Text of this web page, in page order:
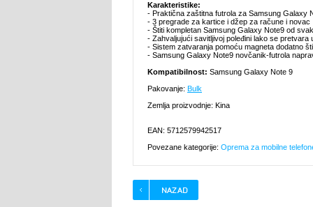
Karakteristike:
- Praktična zaštitna futrola za Samsung Galaxy
- 3 pregrade za kartice i džep za račune i novac
- Štiti kompletan Samsung Galaxy Note9 od
- Zahvaljujući savitljivoj poleđini lako se
- Sistem zatvaranja pomoću magneta dodatno
- Samsung Galaxy Note9 novčanik-futrola
Kompatibilnost: Samsung Galaxy Note 9
Pakovanje: Bulk
Zemlja proizvodnje: Kina
EAN: 5712579942517
Povezane kategorije: Oprema za mobilne